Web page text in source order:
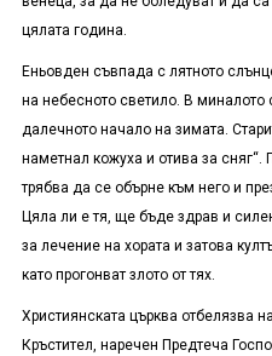
цялата година.
Еньовден съвпада с лятното
на небесното светило. В
далечното начало на зимата.
наметнал кожуха и отива за сняг“.
трябва да се обърне към него и
Цяла ли е тя, ще бъде здрав и
за лечение на хората и затова
като прогонват злото от тях.
Християнската църква отбелязва
Кръстител, наречен Предтеча